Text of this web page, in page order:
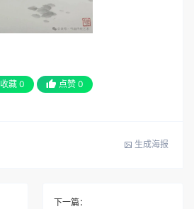
收藏 0 点赞 0
生成海报
下一篇：